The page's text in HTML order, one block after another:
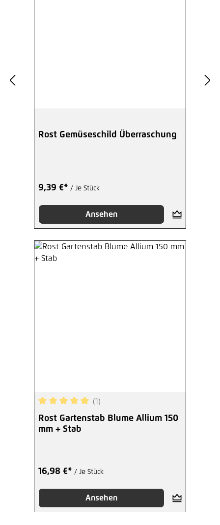
Rost Gemüseschild Überraschung
9,39 €* / Je Stück
Ansehen
Durchschnittliche Bewertung von 5 von 5
(1)
Rost Gartenstab Blume Allium 150
mm + Stab
16,98 €* / Je Stück
Ansehen